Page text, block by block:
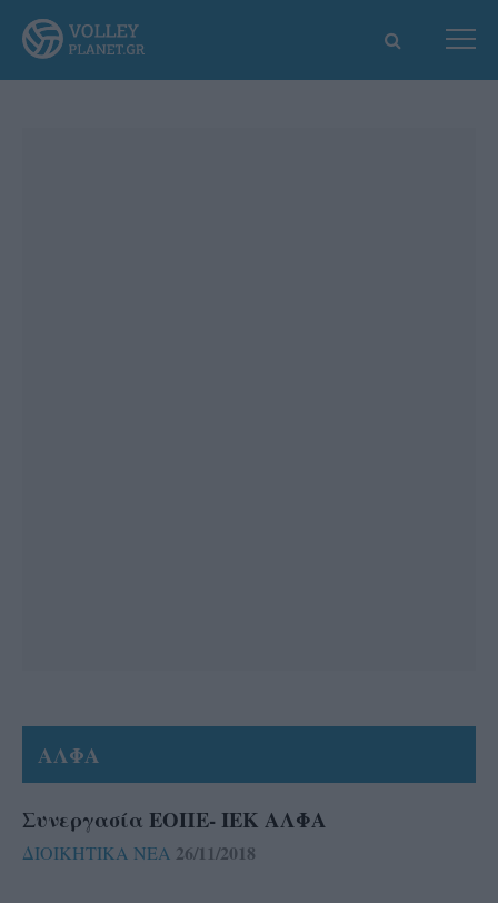
ΑΛΦΑ
Συνεργασία ΕΟΠΕ- ΙΕΚ ΑΛΦΑ
ΔΙΟΙΚΗΤΙΚΑ ΝΕΑ 26/11/2018